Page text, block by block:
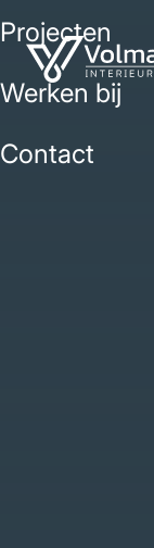
Projecten
Werken bij
Contact